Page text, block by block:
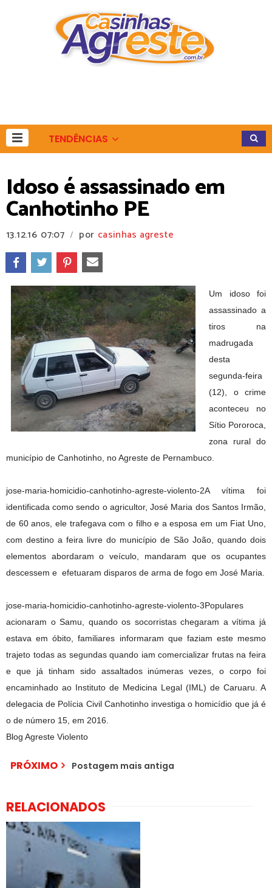
TENDÊNCIAS
Idoso é assassinado em
Canhotinho PE
13.12.16 07:07 / por casinhas agreste
Um idoso foi
assassinado a
tiros na
madrugada
desta
segunda-feira
(12), o crime
aconteceu no
Sítio Pororoca,
zona rural do
município de Canhotinho, no Agreste de Pernambuco.
jose-maria-homicidio-canhotinho-agreste-violento-2A vítima foi
identificada como sendo o agricultor, José Maria dos Santos Irmão,
de 60 anos, ele trafegava com o filho e a esposa em um Fiat Uno,
com destino a feira livre do município de São João, quando dois
elementos abordaram o veículo, mandaram que os ocupantes
descessem e efetuaram disparos de arma de fogo em José Maria.
jose-maria-homicidio-canhotinho-agreste-violento-3Populares
acionaram o Samu, quando os socorristas chegaram a vítima já
estava em óbito, familiares informaram que faziam este mesmo
trajeto todas as segundas quando iam comercializar frutas na feira
e que já tinham sido assaltados inúmeras vezes, o corpo foi
encaminhado ao Instituto de Medicina Legal (IML) de Caruaru. A
delegacia de Polícia Civil Canhotinho investiga o homicídio que já é
o de número 15, em 2016.
Blog Agreste Violento
PRÓXIMO Postagem mais antiga
RELACIONADOS